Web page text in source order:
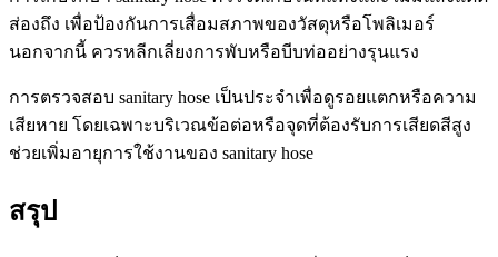
ส่องถึง เพื่อป้องกันการเสื่อมสภาพของวัสดุหรือโพลิเมอร์
นอกจากนี้ ควรหลีกเลี่ยงการพับหรือบีบท่ออย่างรุนแรง
การตรวจสอบ sanitary hose เป็นประจำเพื่อดูรอยแตกหรือความ
เสียหาย โดยเฉพาะบริเวณข้อต่อหรือจุดที่ต้องรับการเสียดสีสูง
ช่วยเพิ่มอายุการใช้งานของ sanitary hose
สรุป